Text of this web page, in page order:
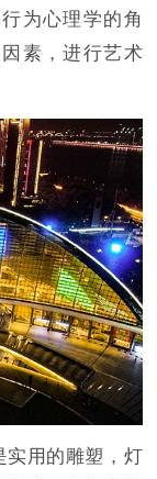
为心理学的角
素，进行艺术
实用的雕塑，灯